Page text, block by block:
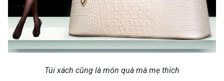
Túi xách cũng là món quà mà mẹ thích